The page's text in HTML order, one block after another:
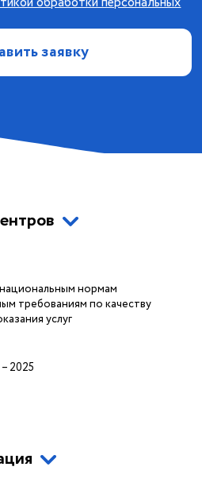
заявку
нормам
требованиям по качеству
услуг
2025